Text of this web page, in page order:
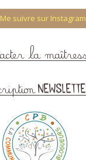
Me suivre sur Instagram